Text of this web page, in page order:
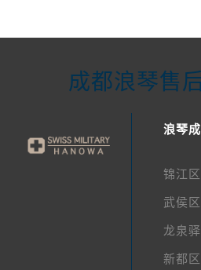
成都浪琴售
浪琴
锦江区
武侯区
龙泉驿
新都区